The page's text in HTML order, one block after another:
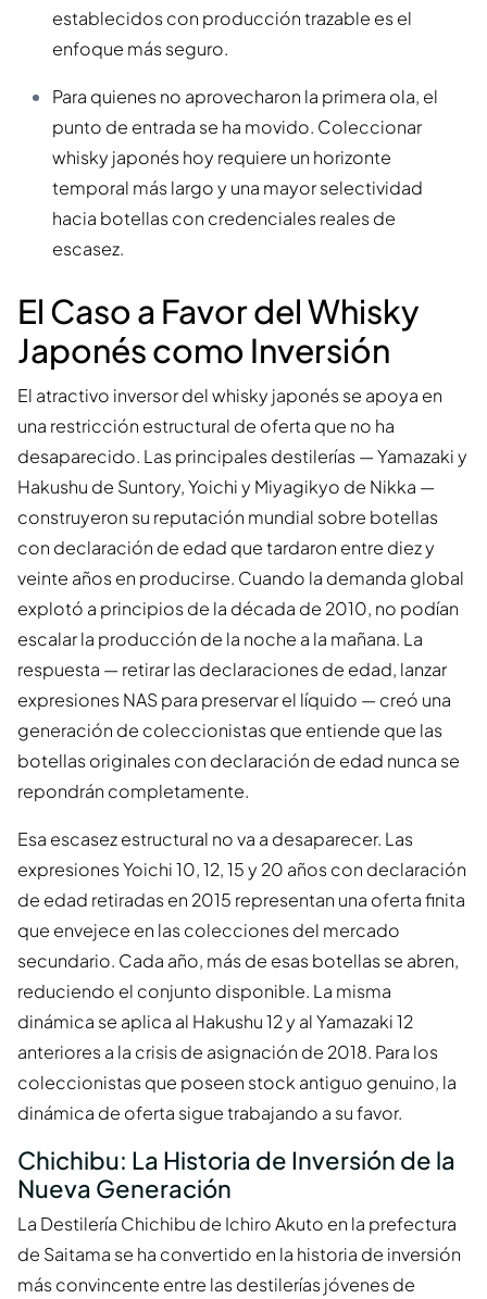
establecidos con producción trazable es el
enfoque más seguro.
Para quienes no aprovecharon la primera ola, el
punto de entrada se ha movido. Coleccionar
whisky japonés hoy requiere un horizonte
temporal más largo y una mayor selectividad
hacia botellas con credenciales reales de
escasez.
El Caso a Favor del Whisky
Japonés como Inversión
El atractivo inversor del whisky japonés se apoya en
una restricción estructural de oferta que no ha
desaparecido. Las principales destilerías — Yamazaki y
Hakushu de Suntory, Yoichi y Miyagikyo de Nikka —
construyeron su reputación mundial sobre botellas
con declaración de edad que tardaron entre diez y
veinte años en producirse. Cuando la demanda global
explotó a principios de la década de 2010, no podían
escalar la producción de la noche a la mañana. La
respuesta — retirar las declaraciones de edad, lanzar
expresiones NAS para preservar el líquido — creó una
generación de coleccionistas que entiende que las
botellas originales con declaración de edad nunca se
repondrán completamente.
Esa escasez estructural no va a desaparecer. Las
expresiones Yoichi 10, 12, 15 y 20 años con declaración
de edad retiradas en 2015 representan una oferta finita
que envejece en las colecciones del mercado
secundario. Cada año, más de esas botellas se abren,
reduciendo el conjunto disponible. La misma
dinámica se aplica al Hakushu 12 y al Yamazaki 12
anteriores a la crisis de asignación de 2018. Para los
coleccionistas que poseen stock antiguo genuino, la
dinámica de oferta sigue trabajando a su favor.
Chichibu: La Historia de Inversión de la
Nueva Generación
La Destilería Chichibu de Ichiro Akuto en la prefectura
de Saitama se ha convertido en la historia de inversión
más convincente entre las destilerías jóvenes de